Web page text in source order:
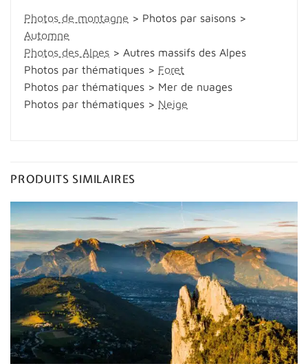
Photos de montagne > Photos par saisons >
Automne
Photos des Alpes > Autres massifs des Alpes
Photos par thématiques > Foret
Photos par thématiques > Mer de nuages
Photos par thématiques > Neige
PRODUITS SIMILAIRES